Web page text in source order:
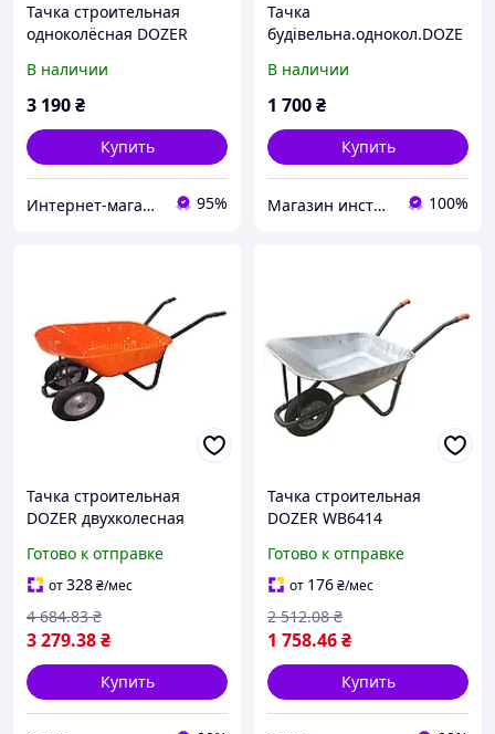
Тачка строительная
одноколёсная DOZER
В наличии
3 190₴
Купить
Интернет-магазин Мастерсад 95%
Тачка
будівельна.однокол.DOZE
В наличии
1 700₴
Купить
Магазин инструмента BOX-TOOL 100%
Тачка строительная
DOZER двухколесная
кг для стройки и
хозяйства
Готово к отправке
от328₴/мес
3 279.38₴
4 684.83 ₴
Купить
Тачка строительная
DOZER WB6414
180 кг для стройки и
хозяйства
Готово к отправке
от 176₴/мес
1 758.46₴
2 512.08 ₴
Купить